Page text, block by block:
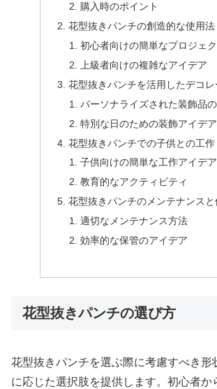
購入時のポイント
花型抜きパンチの創造的な使用法
初心者向けの簡単なプロジェク
上級者向けの複雑なアイデア
花型抜きパンチを活用したデコレ
パーソナライズされた装飾品
特別な日のための装飾アイデア
花型抜きパンチでの子供との工作
子供向けの簡単な工作アイデア
教育的なアクティビティ
花型抜きパンチのメンテナンスと
適切なメンテナンス方法
効率的な保管のアイデア
花型抜きパンチの選び方
花型抜きパンチを選ぶ際に考慮すべき形
に応じた選択肢を提供します。初心者か